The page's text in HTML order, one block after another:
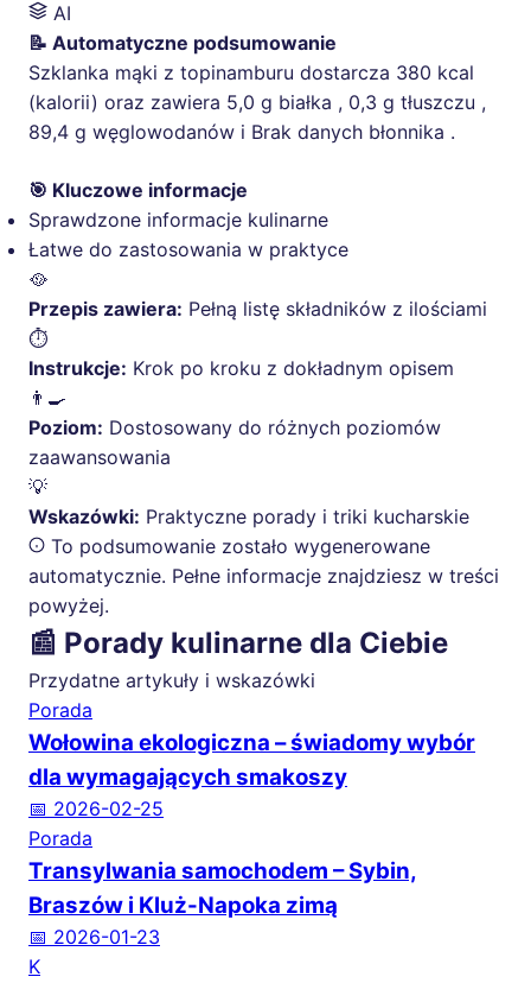
AI
📝 Automatyczne podsumowanie
Szklanka mąki z topinamburu dostarcza 380 kcal
(kalorii) oraz zawiera 5,0 g białka , 0,3 g tłuszczu ,
89,4 g węglowodanów i Brak danych błonnika .
🎯 Kluczowe informacje
Sprawdzone informacje kulinarne
Łatwe do zastosowania w praktyce
🥘
Przepis zawiera: Pełną listę składników z ilościami
⏱️
Instrukcje: Krok po kroku z dokładnym opisem
👨‍🍳
Poziom: Dostosowany do różnych poziomów
zaawansowania
💡
Wskazówki: Praktyczne porady i triki kucharskie
To podsumowanie zostało wygenerowane
automatycznie. Pełne informacje znajdziesz w treści
powyżej.
📰 Porady kulinarne dla Ciebie
Przydatne artykuły i wskazówki
Porada
Wołowina ekologiczna – świadomy wybór
dla wymagających smakoszy
📅 2026-02-25
Porada
Transylwania samochodem – Sybin,
Braszów i Kluż-Napoka zimą
📅 2026-01-23
K